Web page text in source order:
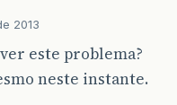
2013
este problema?
neste instante.